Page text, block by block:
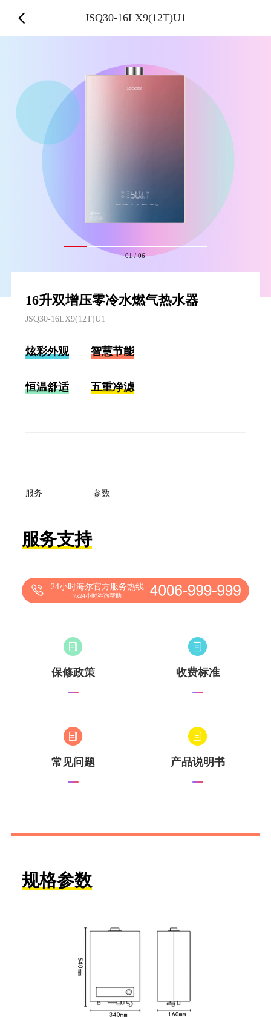
01/06
16升双增压零冷水燃气热水器
JSQ30-16LX9(12T)U1
炫彩外观 智慧节能
恒温舒适 五重净滤
服务 参数
服务支持
24小时海尔官方服务热线
7x24小时咨询帮助
保修政策 收费标准
常见问题 产品说明书
规格参数
JSQ30-16LX9(12T)U1